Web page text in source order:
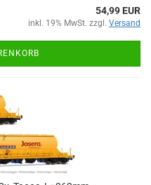
54,99 EUR
inkl. 19% MwSt. zzgl. Versand